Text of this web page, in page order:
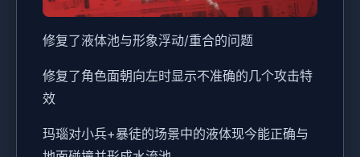
修复了液体池与形象浮动/重合的问题
修复了角色面朝向左时显示不准确的几个攻击特
效
玛瑙对小兵+暴徒的场景中的液体现今能正确与